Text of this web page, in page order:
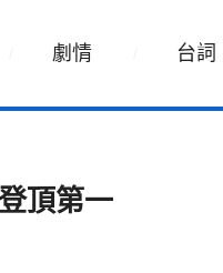
劇情 台詞
頂第一